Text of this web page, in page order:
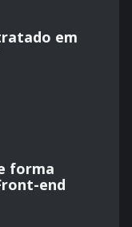
em
forma
end